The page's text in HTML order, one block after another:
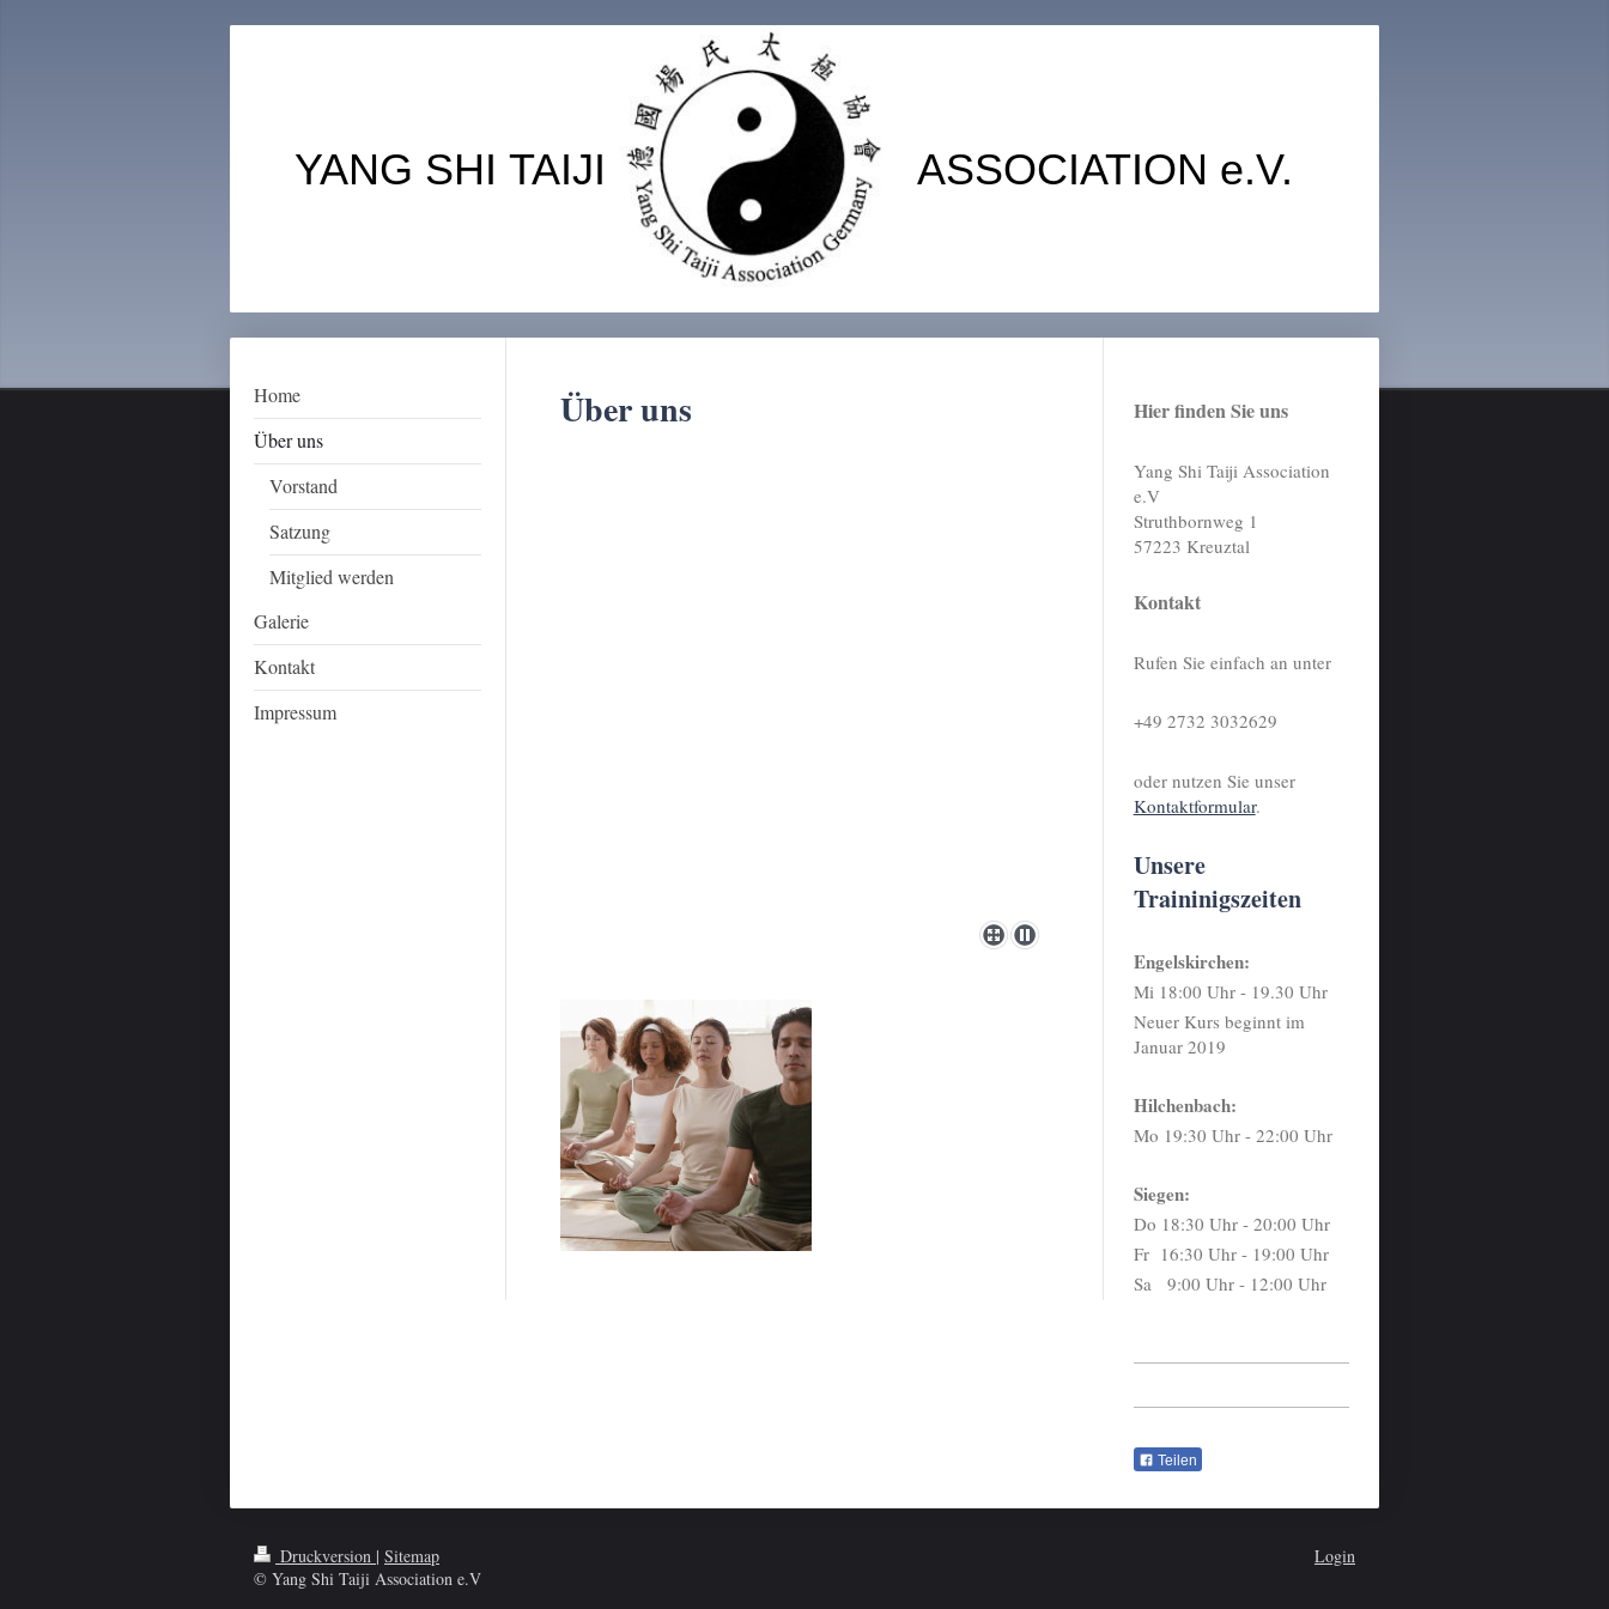
YANG SHI TAIJI ASSOCIATION e.V.
Home
Über uns
Vorstand
Satzung
Mitglied werden
Galerie
Kontakt
Impressum
Über uns Hier finden Sie uns
Yang Shi Taiji Association
e.V
Struthbornweg 1
57223 Kreuztal
Kontakt
Rufen Sie einfach an unter
+49 2732 3032629
oder nutzen Sie unser
Kontaktformular.
Unsere
Traininigszeiten
Engelskirchen:
Mi 18:00 Uhr - 19.30 Uhr
Neuer Kurs beginnt im
Januar 2019
Hilchenbach:
Mo 19:30 Uhr - 22:00 Uhr
Siegen:
Do 18:30 Uhr - 20:00 Uhr
Fr 16:30 Uhr - 19:00 Uhr
Sa 9:00 Uhr - 12:00 Uhr
Teilen
Druckversion | Sitemap
© Yang Shi Taiji Association e.V
Login